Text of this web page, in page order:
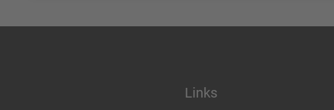
Links